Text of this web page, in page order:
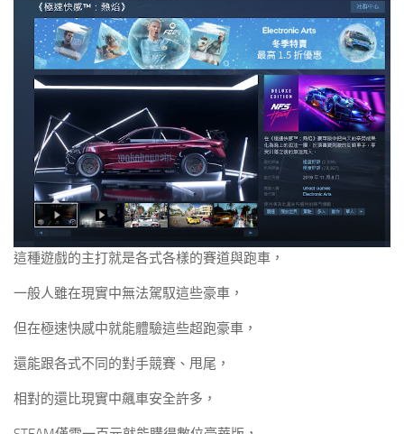
這種遊戲的主打就是各式各樣的賽道與跑車，
一般人雖在現實中無法駕馭這些豪車，
但在極速快感中就能體驗這些超跑豪車，
還能跟各式不同的對手競賽、甩尾，
相對的還比現實中飆車安全許多，